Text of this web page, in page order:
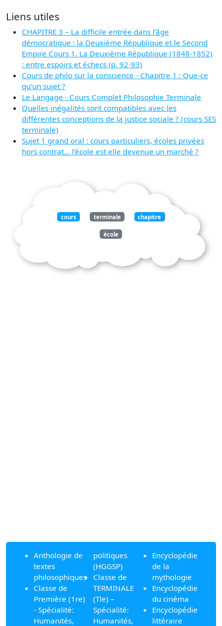
Liens utiles
CHAPITRE 3 – La difficile entrée dans l’âge
démocratique : la Deuxième République et le Second
Empire Cours 1. La Deuxième République (1848-1852)
: entre espoirs et échecs (p. 92-93)
Cours de philo sur la conscience - Chapitre 1 : Que-ce
qu’un sujet ?
Le Langage - Cours Complet Philosophie Terminale
Quelles inégalités sont compatibles avec les
différentes conceptions de la justice sociale ? (cours SES
terminale)
Sujet 1 grand oral : cours particuliers, écoles privées
hors contrat… l’école est elle devenue un marché ?
cours terminale chapitre
école
Anthologie de
textes
philosophiques
Classe de
Première (1re)
- Spécialité:
Humanités,
politiques
(HGGSP)
Classe de
TERMINALE
(Tle) –
Spécialité:
Humanités,
Encyclopédie
de la
mythologie
Encyclopédie
du cinéma
Encyclopédie
littéraire